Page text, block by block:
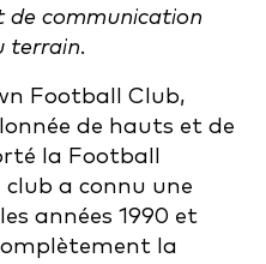
de communication
terrain.
Football Club,
de hauts et de
la Football
club a connu une
années 1990 et
la